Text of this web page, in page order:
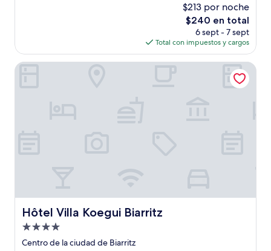
$213 por noche
El
precio
actual
es
de
$240 en total
6 sept - 7 sept
Total con impuestos y cargos
Hôtel Villa Koegui Biarritz
Hôtel Villa Koegui Biarritz
Propiedad
de
Centro de la ciudad de Biarritz
Hôtel Villa Koegui Biarritz